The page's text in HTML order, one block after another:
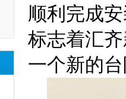
顺利完成
标志着汇
一个新的